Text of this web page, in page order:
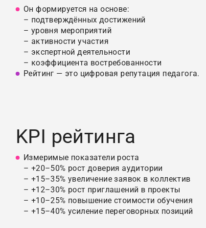
Он формируется на основе:
– подтверждённых достижений
– уровня мероприятий
– активности участия
– экспертной деятельности
– коэффициента востребованности
Рейтинг — это цифровая репутация педагога.
KPI рейтинга
Измеримые показатели роста
– +20–50% рост доверия аудитории
– +15–35% увеличение заявок в коллектив
– +12–30% рост приглашений в проекты
– +10–25% повышение стоимости обучения
– +15–40% усиление переговорных позиций